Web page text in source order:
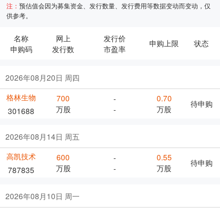
注：预估值会因为募集资金、发行数量、发行费用等数据变动而变动，仅
供参考。
名称
申购码
网上
发行数
发行价
市盈率
申购上限 状态
2026年08月20日 周四
格林生物
301688
700
万股
-
-
0.70
万股
待申购
2026年08月14日 周五
高凯技术
787835
600
万股
-
-
0.55
万股
待申购
2026年08月10日 周一